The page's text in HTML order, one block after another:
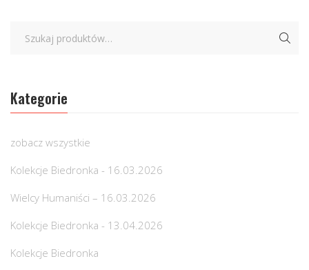
Kategorie
zobacz wszystkie
Kolekcje Biedronka - 16.03.2026
Wielcy Humaniści – 16.03.2026
Kolekcje Biedronka - 13.04.2026
Kolekcje Biedronka